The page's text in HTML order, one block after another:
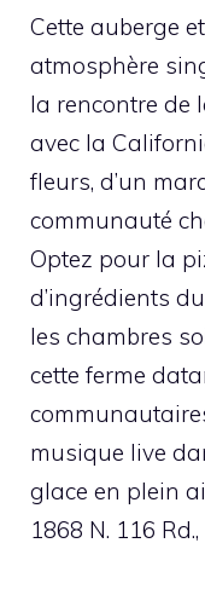
Cette auberge
atmosphère
la rencontre de
avec la
fleurs, d’un
communauté
Optez pour la
d’ingrédients
les chambres
cette ferme
musique live
glace en plein
1868 N. 116